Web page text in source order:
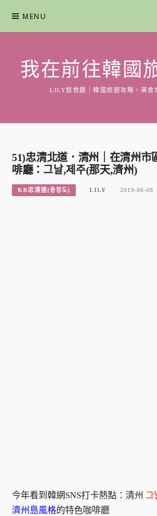
content
MENU
我在前往韓國
LILY旅食趣｜韓國旅遊攻略。美食
51)忠清北道．清州｜在清州市
啡廳：그날,제주(那天,濟州)
KR忠清道(충청도) LILY 2019-06-08
今年看到韓網SNS打卡熱點：清州 그
濟州島風格的特色咖啡廳